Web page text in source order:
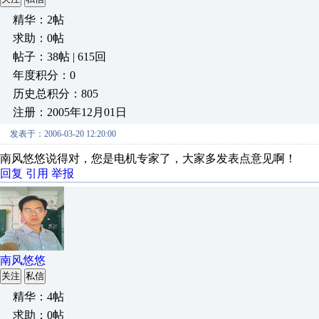
精华：2帖
求助：0帖
帖子：38帖 | 615回
年度积分：0
历史总积分：805
注册：2005年12月01日
发表于：2006-03-20 12:20:00
南风悠悠说得对，您是电机专家了，大家多发表点意见啊！
回复 引用 举报
南风悠悠
关注 私信
精华：4帖
求助：0帖